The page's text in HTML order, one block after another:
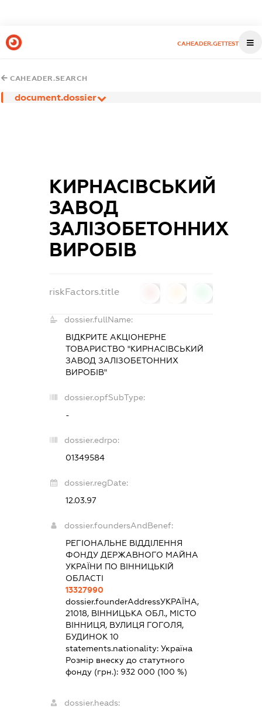
CAHEADER.GETTEST
CAHEADER.SEARCH
document.dossier
КИРНАСІВСЬКИЙ
ЗАВОД
ЗАЛІЗОБЕТОННИХ
ВИРОБІВ
riskFactors.title
dossier.fullName:
ВІДКРИТЕ АКЦІОНЕРНЕ
ТОВАРИСТВО "КИРНАСІВСЬКИЙ
ЗАВОД ЗАЛІЗОБЕТОННИХ
ВИРОБІВ"
dossier.opfSubType:
-
dossier.edrpo:
01349584
dossier.regDate:
12.03.97
dossier.foundersAndBenef:
РЕГІОНАЛЬНЕ ВІДДІЛЕННЯ
ФОНДУ ДЕРЖАВНОГО МАЙНА
УКРАЇНИ ПО ВІННИЦЬКІЙ
ОБЛАСТІ
13327990
dossier.founderAddressУКРАЇНА,
21018, ВІННИЦЬКА ОБЛ., МІСТО
ВІННИЦЯ, ВУЛИЦЯ ГОГОЛЯ,
БУДИНОК 10
statements.nationality: Україна
Розмір внеску до статутного
фонду (грн.): 932 000 (100 %)
dossier.heads: